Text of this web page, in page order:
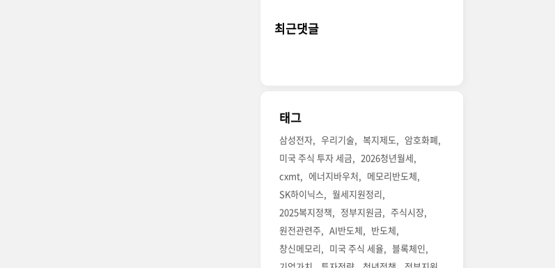
최근댓글
태그
삼성전자 우리기술 복지제도
암호화폐
미국 주식 투자 세금
2026청년월세
cxmt
에너지바우처
메모리반도체
SK하이닉스
월세지원정리
2025복지정책
정부지원금
주식시장
원전관련주
AI반도체
반도체
창신메모리
미국 주식 세율
블록체인